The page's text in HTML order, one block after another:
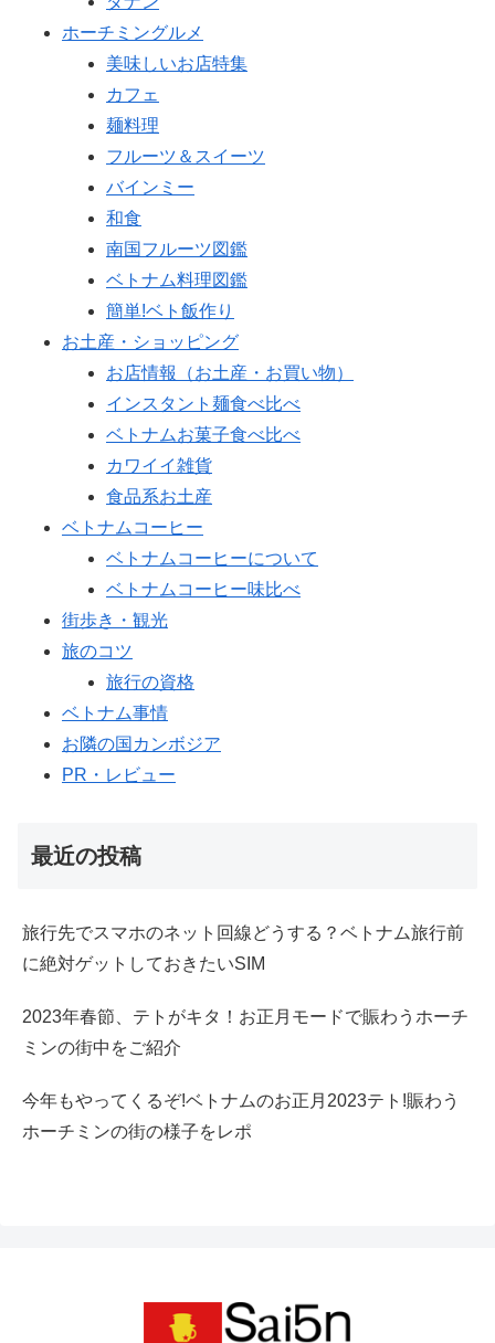
ホーチミングルメ
美味しいお店特集
カフェ
麺料理
フルーツ＆スイーツ
バインミー
和食
南国フルーツ図鑑
ベトナム料理図鑑
簡単!ベト飯作り
お土産・ショッピング
お店情報（お土産・お買い物）
インスタント麺食べ比べ
ベトナムお菓子食べ比べ
カワイイ雑貨
食品系お土産
ベトナムコーヒー
ベトナムコーヒーについて
ベトナムコーヒー味比べ
街歩き・観光
旅のコツ
旅行の資格
ベトナム事情
お隣の国カンボジア
PR・レビュー
最近の投稿
旅行先でスマホのネット回線どうする？ベトナム旅行前
に絶対ゲットしておきたいSIM
2023年春節、テトがキタ！お正月モードで賑わうホーチ
ミンの街中をご紹介
今年もやってくるぞ!ベトナムのお正月2023テト!賑わう
ホーチミンの街の様子をレポ